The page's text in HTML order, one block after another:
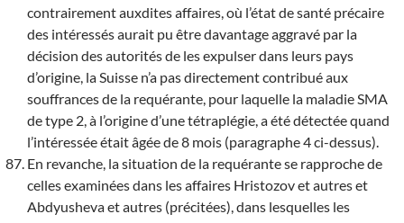
contrairement auxdites affaires, où l’état de santé précaire
des intéressés aurait pu être davantage aggravé par la
décision des autorités de les expulser dans leurs pays
d’origine, la Suisse n’a pas directement contribué aux
souffrances de la requérante, pour laquelle la maladie SMA
de type 2, à l’origine d’une tétraplégie, a été détectée quand
l’intéressée était âgée de 8 mois (paragraphe 4 ci-dessus).
En revanche, la situation de la requérante se rapproche de
celles examinées dans les affaires Hristozov et autres et
Abdyusheva et autres (précitées), dans lesquelles les